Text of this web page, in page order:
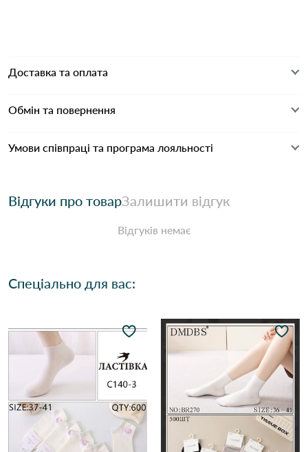
Доставка та оплата
Обмін та повернення
Умови співпраці та програма лояльності
Відгуки про товарЗалишити відгук
Відгуків немає
Спеціально для вас: